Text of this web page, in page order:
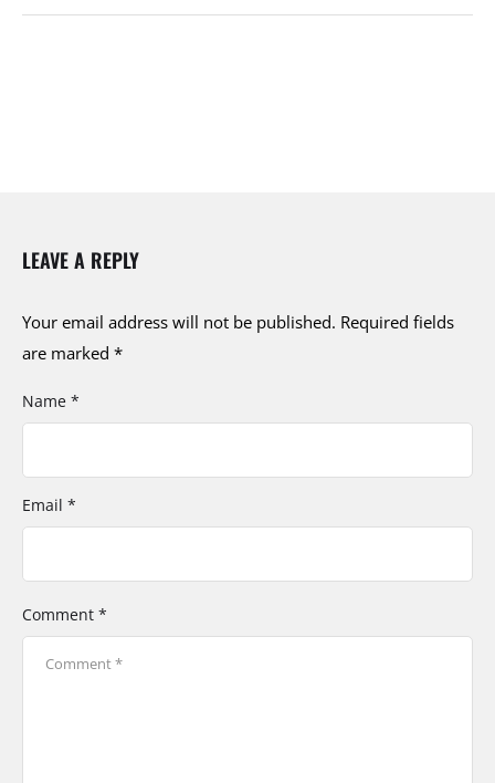
LEAVE A REPLY
Your email address will not be published. Required fields
are marked *
Comment *
Name *
Email *